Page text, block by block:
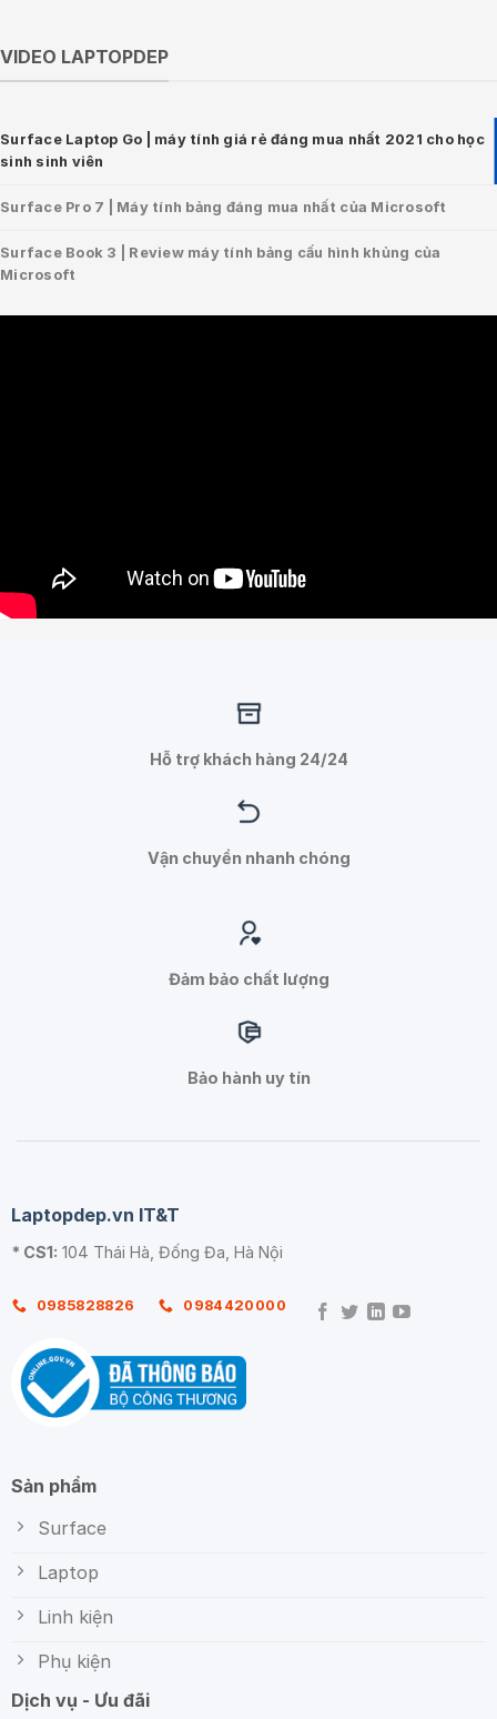
VIDEO LAPTOPDEP
Surface Laptop Go | máy tính giá rẻ đáng mua nhất 2021 cho học
sinh sinh viên
Surface Pro 7 | Máy tính bảng đáng mua nhất của Microsoft
Surface Book 3 | Review máy tính bảng cấu hình khủng của
Microsoft
Hỗ trợ khách hàng 24/24
Vận chuyển nhanh chóng
Đảm bảo chất lượng
Bảo hành uy tín
Laptopdep.vn IT&T
* CS1: 104 Thái Hà, Đống Đa, Hà Nội
0985828826 0984420000
Sản phẩm
Surface
Laptop
Linh kiện
Phụ kiện
Dịch vụ - Ưu đãi